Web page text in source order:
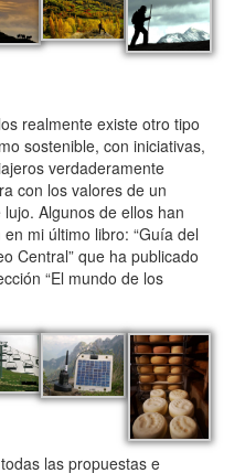
realmente existe otro tipo
sostenible, con iniciativas,
verdaderamente
con los valores de un
Algunos de ellos han
mi último libro: “Guía del
Central” que ha publicado
“El mundo de los
las propuestas e